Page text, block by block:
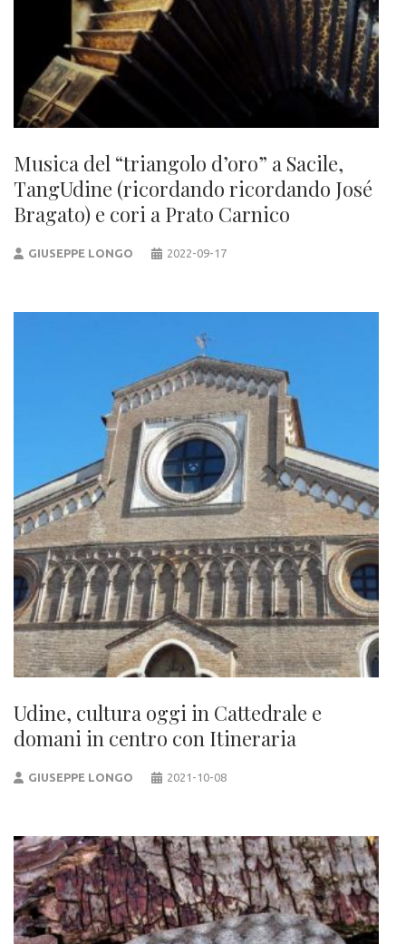
Musica del “triangolo d’oro” a Sacile,
TangUdine (ricordando ricordando José
Bragato) e cori a Prato Carnico
GIUSEPPE LONGO 2022-09-17
Udine, cultura oggi in Cattedrale e
domani in centro con Itineraria
GIUSEPPE LONGO 2021-10-08